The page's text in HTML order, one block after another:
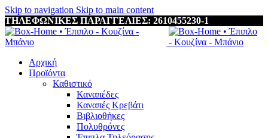
Skip to navigation Skip to main content
ΤΗΛΕΦΩΝΙΚΕΣ ΠΑΡΑΓΓΕΛΙΕΣ: 2610455230-1
Αρχική
Προϊόντα
Καθιστικό
Καναπέδες
Καναπές Κρεβάτι
Βιβλιοθήκες
Πολυθρόνες